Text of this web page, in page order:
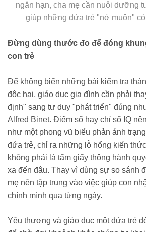
ngắn hạn, cha mẹ cần nuôi dưỡng
giúp những đứa trẻ "nở muộn"
Đừng dùng thước đo để đóng
con trẻ
Để không biến những bài kiểm tra
độc hại, giáo dục gia đình cần phải
định" sang tư duy "phát triển" đúng
Alfred Binet. Điểm số hay chỉ số IQ
như một phong vũ biểu phản ánh
đứa trẻ, chỉ ra những lỗ hổng kiến
không phải là tấm giấy thông hành
xa đến đâu. Thay vì dùng sự so sánh
mẹ nên tập trung vào việc giúp con
chính mình qua từng ngày.
Yêu thương và giáo dục một đứa trẻ